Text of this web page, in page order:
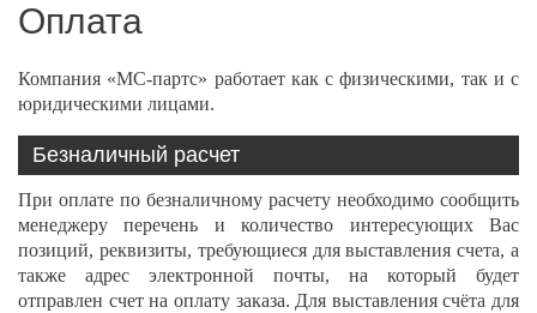
Оплата
Компания «МС-партс» работает как с физическими, так и с
юридическими лицами.
Безналичный расчет
При оплате по безналичному расчету необходимо сообщить
менеджеру перечень и количество интересующих Вас
позиций, реквизиты, требующиеся для выставления счета, а
также адрес электронной почты, на который будет
отправлен счет на оплату заказа. Для выставления счёта для